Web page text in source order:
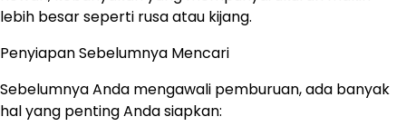
lebih besar seperti rusa atau kijang.
Penyiapan Sebelumnya Mencari
Sebelumnya Anda mengawali pemburuan, ada banyak
hal yang penting Anda siapkan: